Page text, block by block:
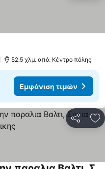
52.5 χλμ. από: Κέντρο πόλης
Εμφάνιση τιμών